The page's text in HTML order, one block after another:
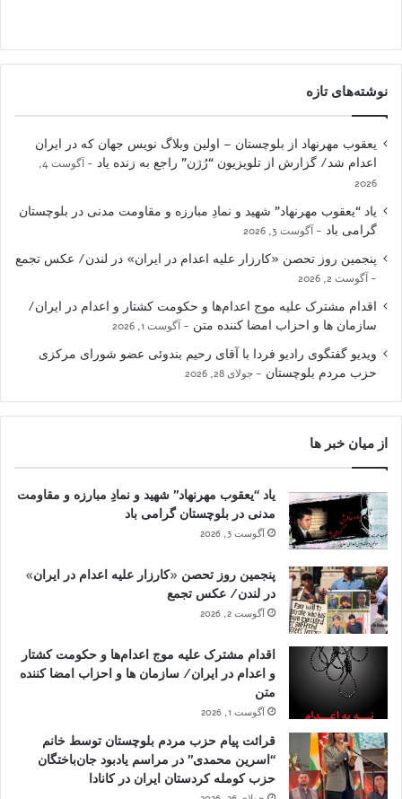
نوشته‌های تازه
یعقوب مهرنهاد از بلوچستان – اولین وبلاگ نویس جهان که در ایران
اعدام شد/ گزارش از تلویزیون “رُژن” راجع به زنده یاد
آگوست 4,
2026
یاد “یعقوب مهرنهاد” شهید و نمادِ مبارزه و مقاومت مدنی در بلوچستان
گرامی باد
آگوست 3, 2026
پنجمین روز تحصن «کارزار علیه اعدام در ایران» در لندن/ عکس تجمع
آگوست 2, 2026
اقدام مشترک علیه موج اعدام‌ها و حکومت کشتار و اعدام در ایران/
سازمان ها و احزاب امضا کننده متن
آگوست 1, 2026
ویدیو گفتگوی رادیو فردا با آقای رحیم بندوئی عضو شورای مرکزی
حزب مردم بلوچستان
جولای 28, 2026
از میان خبر ها
یاد “یعقوب مهرنهاد” شهید و نمادِ مبارزه و مقاومت
مدنی در بلوچستان گرامی باد
آگوست 3, 2026
پنجمین روز تحصن «کارزار علیه اعدام در ایران»
در لندن/ عکس تجمع
آگوست 2, 2026
اقدام مشترک علیه موج اعدام‌ها و حکومت کشتار
و اعدام در ایران/ سازمان ها و احزاب امضا کننده
متن
آگوست 1, 2026
قرائت پیام حزب مردم بلوچستان توسط خانم
“اسرین محمدی” در مراسم یادبود جان‌باختگان
حزب کومله کردستان ایران در کانادا